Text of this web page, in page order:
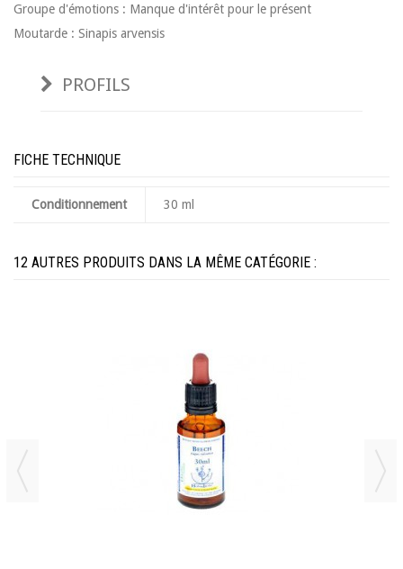
Groupe d'émotions : Manque d'intérêt pour le présent
Moutarde : Sinapis arvensis
PROFILS
FICHE TECHNIQUE
Conditionnement 30 ml
12 AUTRES PRODUITS DANS LA MÊME CATÉGORIE :